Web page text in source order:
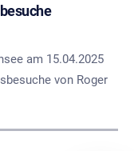
am 15.04.2025
von Roger